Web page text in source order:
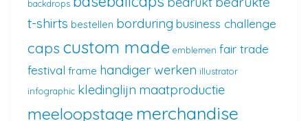
backdrops
t-shirts bestellen borduring business challenge
caps custom made emblemen fair trade
festival frame handiger werken illustrator
infographic kledinglijn maatproductie
meeloopstage merchandise